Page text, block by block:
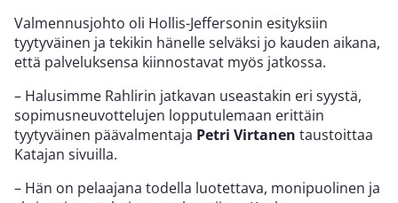
Valmennusjohto oli Hollis-Jeffersonin esityksiin
tyytyväinen ja tekikin hänelle selväksi jo kauden aikana,
että palveluksensa kiinnostavat myös jatkossa.
– Halusimme Rahlirin jatkavan useastakin eri syystä,
sopimusneuvottelujen lopputulemaan erittäin
tyytyväinen päävalmentaja Petri Virtanen taustoittaa
Katajan sivuilla.
– Hän on pelaajana todella luotettava, monipuolinen ja